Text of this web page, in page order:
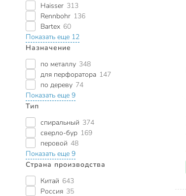
Haisser 313
Rennbohr 136
Bartex 60
Показать еще 12
Назначение
по металлу 348
для перфоратора 147
по дереву 74
Показать еще 9
Тип
спиральный 374
сверло-бур 169
перовой 48
Показать еще 9
Страна производства
Китай 643
Россия 35